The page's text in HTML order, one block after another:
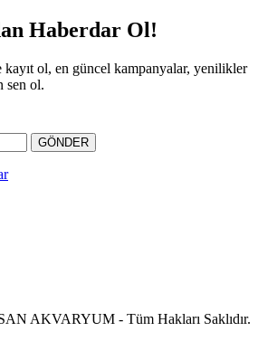
Haberdar Ol!
kayıt ol, en güncel kampanyalar, yenilikler
sen ol.
GÖNDER
AKVARYUM - Tüm Hakları Saklıdır.